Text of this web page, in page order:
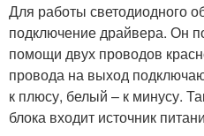
Для работы светодиодного
подключение драйвера. Он
помощи двух проводов
провода на выход
к плюсу, белый – к минусу.
блока входит источник